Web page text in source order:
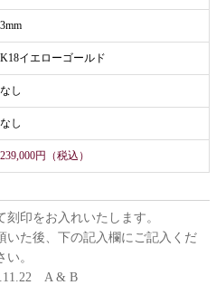
3mm
K18イエローゴールド
なし
なし
239,000円（税込）
刻印をお入れいたします。
いた後、下の記入欄にご記入くだ
い。
A & B